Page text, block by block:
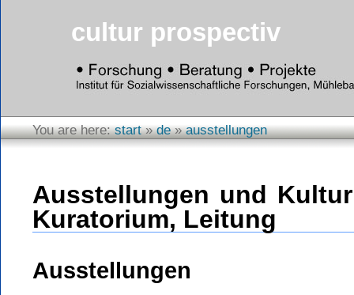
cultur prospectiv
You are here:start»de»ausstellungen
Ausstellungen und
Kuratorium, Leitung
Ausstellungen